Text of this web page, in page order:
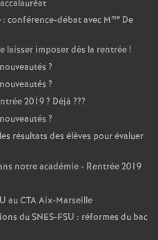
conférence-débat avec Mme De
laisser imposer dès la rentrée!
?
?
2019? Déjà ???
?
résultats des élèves pour évaluer
notre académie - Rentrée 2019
au CTA Aix-Marseille
du SNES-FSU : réformes du bac